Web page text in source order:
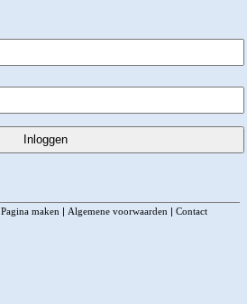
Pagina maken | Algemene voorwaarden | Contact